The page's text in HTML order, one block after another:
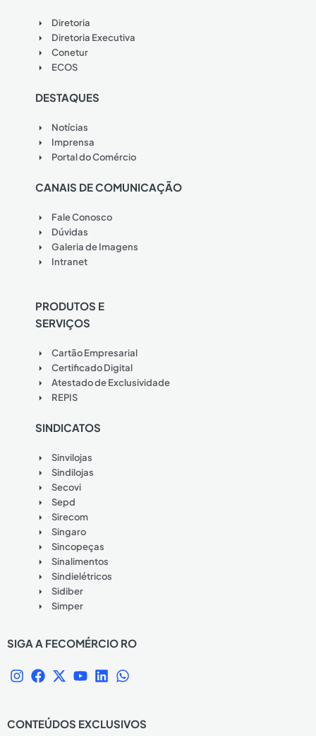
Diretoria
Diretoria Executiva
Conetur
ECOS
DESTAQUES
Notícias
Imprensa
Portal do Comércio
CANAIS DE COMUNICAÇÃO
Fale Conosco
Dúvidas
Galeria de Imagens
Intranet
PRODUTOS E
SERVIÇOS
Cartão Empresarial
Certificado Digital
Atestado de Exclusividade
REPIS
SINDICATOS
Sinvilojas
Sindilojas
Secovi
Sepd
Sirecom
Singaro
Sincopeças
Sinalimentos
Sindielétricos
Sidiber
Simper
SIGA A FECOMÉRCIO RO
I
n
a
F
a
b
X
-
i
Y
o
u
L
i
e
W
h
s
CONTEÚDOS EXCLUSIVOS